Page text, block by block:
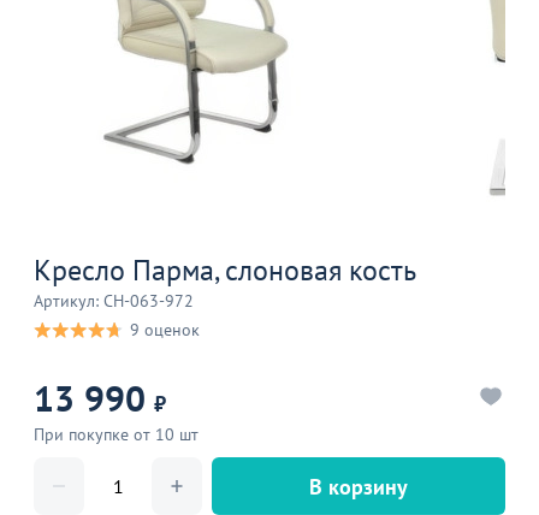
Кресло Парма, слоновая кость
Артикул: CH-063-972
9 оценок
13 990 ₽
При покупке от 10 шт
В корзину